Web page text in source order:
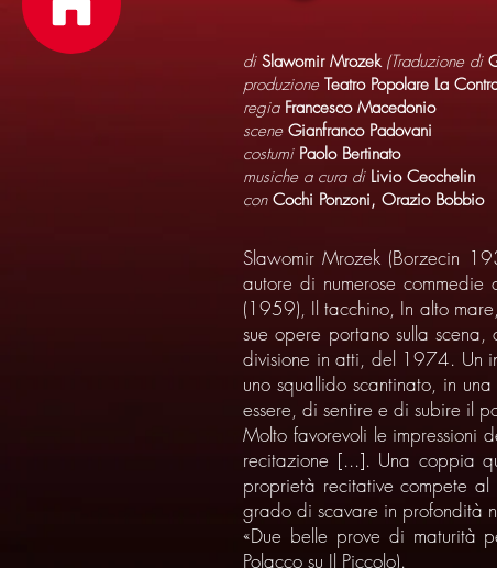
diSlawomir Mrozek (Traduzione di
produzione Teatro Popolare La
regia Francesco Macedonio
scene Gianfranco Padovani
costumi Paolo Bertinato
musiche a cura diLivio Cecchelin
con Cochi Ponzoni, Orazio Bobbio
Slawomir Mrozek (Borzecin
autore di numerose
(1959), Il tacchino, In alto
sue opere portano sulla
divisione in atti, del 1974. Un
uno squallido scantinato, in
essere, di sentire e di subire il
Molto favorevoli le impressioni
recitazione [...]. Una coppia
proprietà recitative compete al
grado di scavare in profondità
«Due belle prove di maturità
Polacco su Il Piccolo).